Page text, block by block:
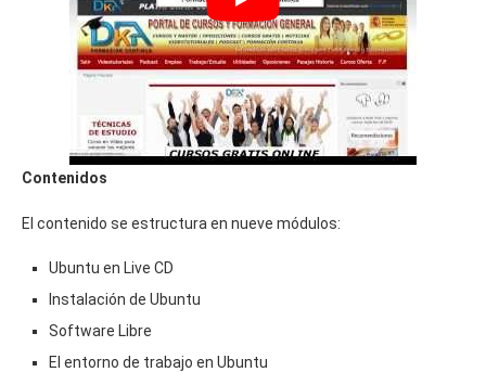
Contenidos
El contenido se estructura en nueve módulos:
Ubuntu en Live CD
Instalación de Ubuntu
Software Libre
El entorno de trabajo en Ubuntu